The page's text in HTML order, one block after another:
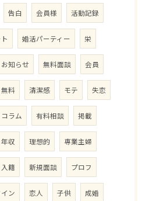
告白 会員様 活動記録
婚活パーティー 栄
お知らせ 無料面談 会員
無料 清潔感 モテ 失恋
コラム 有料相談 掲載
年収 理想的 専業主婦
入籍 新規面談 プロフ
ン 恋人 子供 成婚